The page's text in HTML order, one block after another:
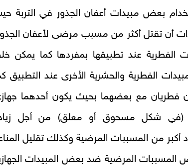
بعض مبيدات أعفان الجذور في التربة
أن تقتل أكثر من مسبب مرضى لأعفان
الفطرية عند تطبيقها بمفردها كما يمكن
الفطرية والحشرية الأخرى عند التطبيق
فطريان مع بعضهما بحيث يكون أحدهما
(في شكل مسحوق أو معلق) من أجل
أكبر من المسببات المرضية وكذلك تقليل
المسببات المرضية ضد بعض المبيدات